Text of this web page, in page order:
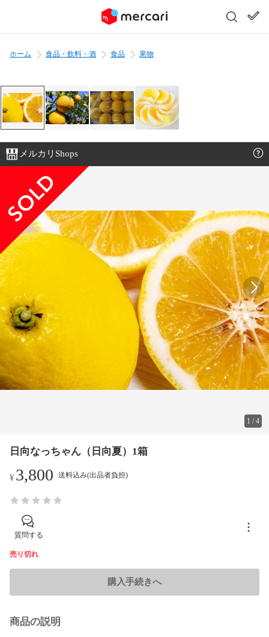
ホーム 食品・飲料・酒 食品 果物
メルカリShops
1 /4
日向なっちゃん（日向夏）1箱
¥3,800 送料込み(出品者負担)
質問する
売り切れ
購入手続きへ
商品の説明